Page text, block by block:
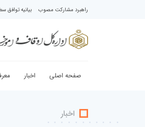
راهبرد مشارکت مصوب بیانیه توافق
صفحه اصلی اخبار
اخبار